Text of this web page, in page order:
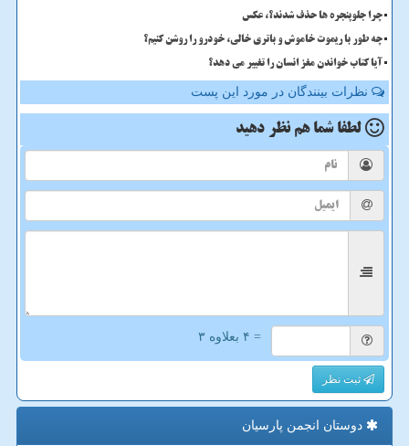
چرا جلوپنجره ها حذف شدند؟، عکس
چه طور با ریموت خاموش و باتری خالی، خودرو را روشن کنیم؟
آیا کتاب خواندن مغز انسان را تغییر می دهد؟
نظرات بینندگان در مورد این پست
لطفا شما هم نظر دهید
= ۴ بعلاوه ۳
ثبت نظر
دوستان انجمن پارسیان